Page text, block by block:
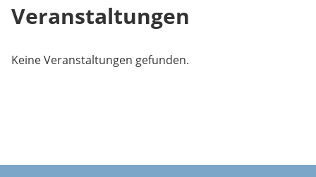
Veranstaltungen
Keine Veranstaltungen gefunden.